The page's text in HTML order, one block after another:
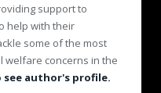
support to
help with their
some of the most
welfare concerns in the
see author's profile.